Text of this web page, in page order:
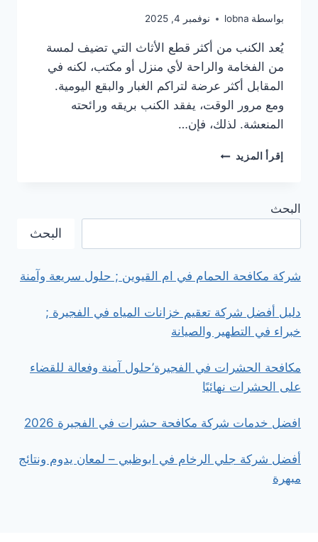
بواسطة lobna نوفمبر 4, 2025
يُعد الكنب من أكثر قطع الأثاث التي تضيف لمسة
من الفخامة والراحة لأي منزل أو مكتب، لكنه في
المقابل أكثر عرضة لتراكم الغبار والبقع اليومية.
ومع مرور الوقت، يفقد الكنب بريقه ورائحته
المنعشة. لذلك، فإن…
إقرأ المزيد مميزات
البحث
البحث
شركة مكافحة الحمام في ام القيوين ; حلول سريعة وآمنة
دليل أفضل شركة تعقيم خزانات المياه في الفجيرة ;
خبراء في التطهير والصيانة
مكافحة الحشرات في الفجيرة’حلول آمنة وفعالة للقضاء
على الحشرات نهائيًا
افضل خدمات شركة مكافحة حشرات في الفجيرة 2026
أفضل شركة جلي الرخام في ابوظبي – لمعان يدوم ونتائج
مبهرة